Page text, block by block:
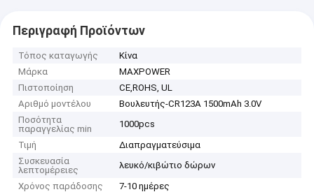
Περιγραφή Προϊόντων
Τόπος καταγωγής
Κίνα
Μάρκα
MAXPOWER
Πιστοποίηση
CE,ROHS, UL
Αριθμό μοντέλου
Βουλευτής-CR123A 1500mAh 3.0V
Ποσότητα
παραγγελίας min
1000pcs
Τιμή
Διαπραγματεύσιμα
Συσκευασία
λεπτομέρειες
λευκό/κιβώτιο δώρων
Χρόνος παράδοσης
7-10 ημέρες